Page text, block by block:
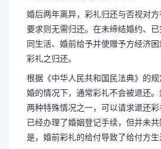
婚后两年离异，彩礼归还与否视对
要求则无需归还。在未缔结婚约、
同生活、婚前给予并使赠予方经济
彩礼之归还。
根据《中华人民共和国民法典》的
婚的情况下，通常彩礼不会被退还
两种特殊情况之一，可以请求退还
已经办理了婚姻登记手续，但并未
是，婚前彩礼的给付导致了给付方生